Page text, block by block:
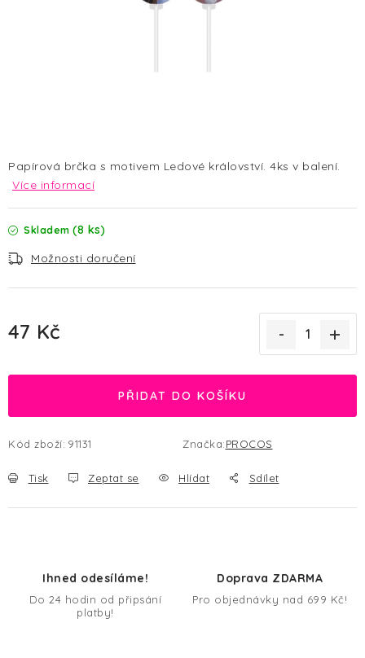
Hodnocení obchodu
Papírová brčka s motivem Ledové království. 4ks v balení.
Více informací
Skladem (8 ks)
Možnosti doručení
47 Kč
PŘIDAT DO KOŠÍKU
Kód zboží: 91131 Značka:PROCOS
Tisk Zeptat se Hlídat Sdílet
Ihned odesíláme!
Do 24 hodin od připsání
platby!
Doprava ZDARMA
Pro objednávky nad 699 Kč!